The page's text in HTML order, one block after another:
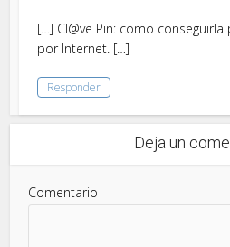
[…] Cl@ve Pin: como
por Internet. […]
Responder
Deja un
Comentario